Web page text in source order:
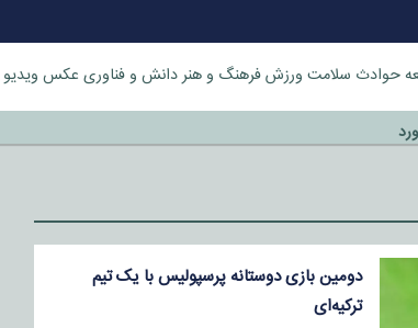
حوادث سلامت ورزشفرهنگ و هنردانش و فناوری عکس ویدیو
دومین بازی دوستانه پرسپولیس با یک تیم
ترکیه‌ای